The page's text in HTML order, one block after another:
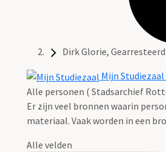
Dirk Glorie, Gearresteerd
Mijn
Alle personen ( Stadsarchief
Er zijn veel bronnen waarin
materiaal. Vaak worden in een
Alle velden